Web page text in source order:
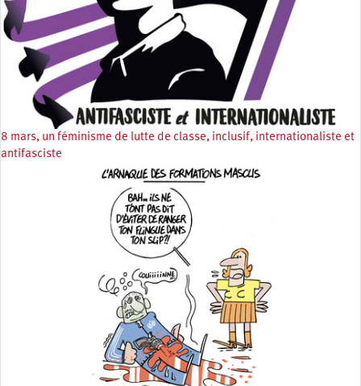
8 mars, un féminisme de lutte de classe, inclusif, internationaliste et
antifasciste